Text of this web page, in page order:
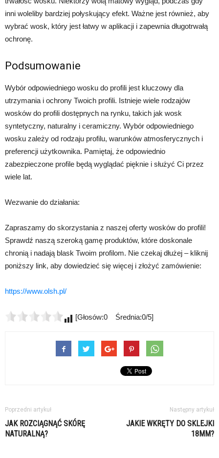
inni woleliby bardziej połyskujący efekt. Ważne jest również, aby
wybrać wosk, który jest łatwy w aplikacji i zapewnia długotrwałą
ochronę.
Podsumowanie
Wybór odpowiedniego wosku do profili jest kluczowy dla
utrzymania i ochrony Twoich profili. Istnieje wiele rodzajów
wosków do profili dostępnych na rynku, takich jak wosk
syntetyczny, naturalny i ceramiczny. Wybór odpowiedniego
wosku zależy od rodzaju profilu, warunków atmosferycznych i
preferencji użytkownika. Pamiętaj, że odpowiednio
zabezpieczone profile będą wyglądać pięknie i służyć Ci przez
wiele lat.
Wezwanie do działania:
Zapraszamy do skorzystania z naszej oferty wosków do profili!
Sprawdź naszą szeroką gamę produktów, które doskonale
chronią i nadają blask Twoim profilom. Nie czekaj dłużej – kliknij
poniższy link, aby dowiedzieć się więcej i złożyć zamówienie:
https://www.olsh.pl/
[Głosów:0 Średnia:0/5]
Poprzedni artykuł
JAK ROZCIĄGNĄĆ SKÓRĘ
NATURALNĄ?
Następny artykuł
JAKIE WKRĘTY DO SKLEJKI
18MM?